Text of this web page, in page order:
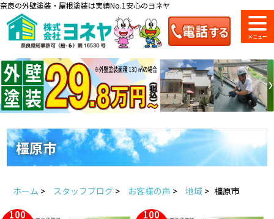
奈良の外壁塗装・屋根塗装は実績No.1安心のヨネヤ
料金一覧 会社案内 ショールーム
のご紹介
お問い合わせ
橿原市
ホーム > スタッフブログ > お客様の声 > 地域 > 橿原市
100
100